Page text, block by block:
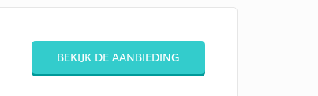
BEKIJK DE AANBIEDING